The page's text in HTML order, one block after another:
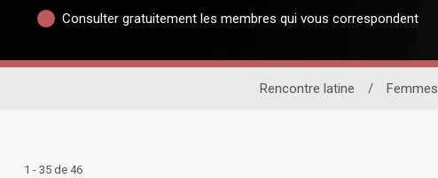
Consulter gratuitement les membres qui vous correspondent
Rencontre latine / Femmes
1 - 35 de 46